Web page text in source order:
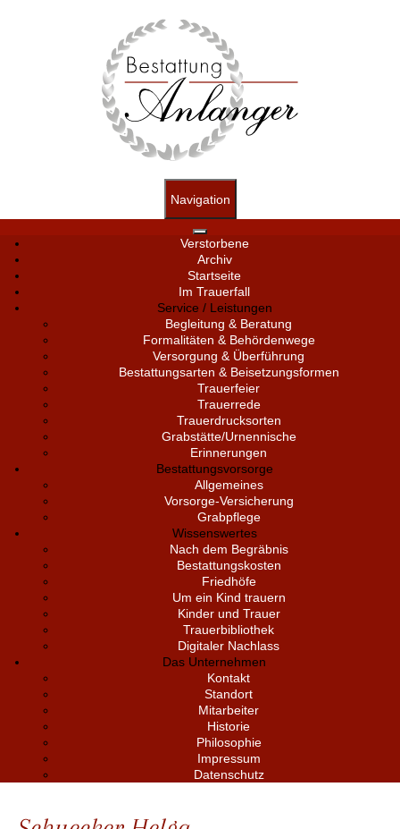
Navigation
Verstorbene
Archiv
Startseite
Im Trauerfall
Service / Leistungen
Begleitung & Beratung
Formalitäten & Behördenwege
Versorgung & Überführung
Bestattungsarten & Beisetzungsformen
Trauerfeier
Trauerrede
Trauerdrucksorten
Grabstätte/Urnennische
Erinnerungen
Bestattungsvorsorge
Allgemeines
Vorsorge-Versicherung
Grabpflege
Wissenswertes
Nach dem Begräbnis
Bestattungskosten
Friedhöfe
Um ein Kind trauern
Kinder und Trauer
Trauerbibliothek
Digitaler Nachlass
Das Unternehmen
Kontakt
Standort
Mitarbeiter
Historie
Philosophie
Impressum
Datenschutz